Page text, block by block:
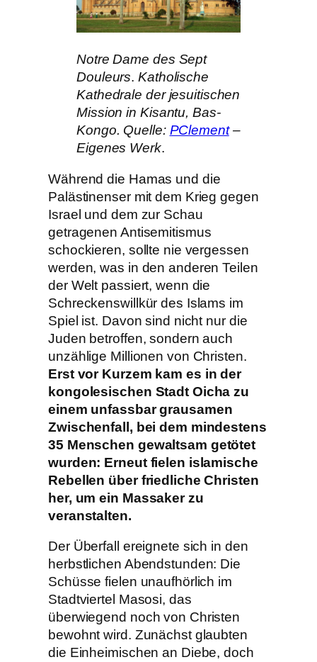
Notre Dame des Sept
Douleurs.Katholische
Kathedrale der jesuitischen
Mission in Kisantu, Bas-
Kongo. Quelle: PClement–
Eigenes Werk.
Während die Hamas und die
Palästinenser mit dem Krieg gegen
Israel und dem zur Schau
getragenen Antisemitismus
schockieren, sollte nie vergessen
werden, was in den anderen Teilen
der Welt passiert, wenn die
Schreckenswillkür des Islams im
Spiel ist. Davon sind nicht nur die
Juden betroffen, sondern auch
unzählige Millionen von Christen.
Erst vor Kurzem kam es in der
kongolesischen Stadt Oicha zu
einem unfassbar grausamen
Zwischenfall, bei dem mindestens
35 Menschen gewaltsam getötet
wurden: Erneut fielen islamische
Rebellen über friedliche Christen
her, um ein Massaker zu
veranstalten.
Der Überfall ereignete sich in den
herbstlichen Abendstunden: Die
Schüsse fielen unaufhörlich im
Stadtviertel Masosi, das
überwiegend noch von Christen
bewohnt wird. Zunächst glaubten
die Einheimischen an Diebe, doch